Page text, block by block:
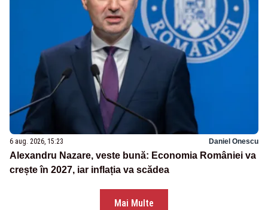
6 aug. 2026, 15:23 Daniel Onescu
Alexandru Nazare, veste bună: Economia României va
crește în 2027, iar inflația va scădea
Mai Multe